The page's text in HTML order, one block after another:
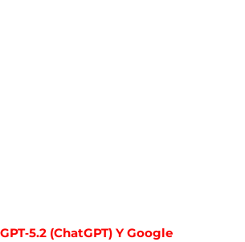
(ChatGPT) Y Google